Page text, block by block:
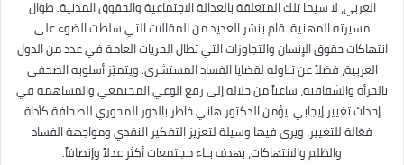
العربي، لا سيما تلك المتعلقة بالعدالة الاجتماعية والحقوق المدنية. طوال
مسيرته المهنية، قام بنشر العديد من المقالات التي سلطت الضوء على
انتهاكات حقوق الإنسان والتجاوزات التي تطال الحريات العامة في عدد من الدول
العربية، فضلاً عن تناوله لقضايا الفساد المستشري. ويتميّز أسلوبه الصحفي
بالجرأة والشفافية، ساعياً من خلاله إلى رفع الوعي المجتمعي والمساهمة في
إحداث تغيير إيجابي. يؤمن الدكتور هاني خاطر بالدور المحوري للصحافة كأداة
فعّالة للتغيير، ويرى فيها وسيلة لتعزيز التفكير النقدي ومواجهة الفساد
والظلم والانتهاكات، بهدف بناء مجتمعات أكثر عدلاً وإنصافاً.